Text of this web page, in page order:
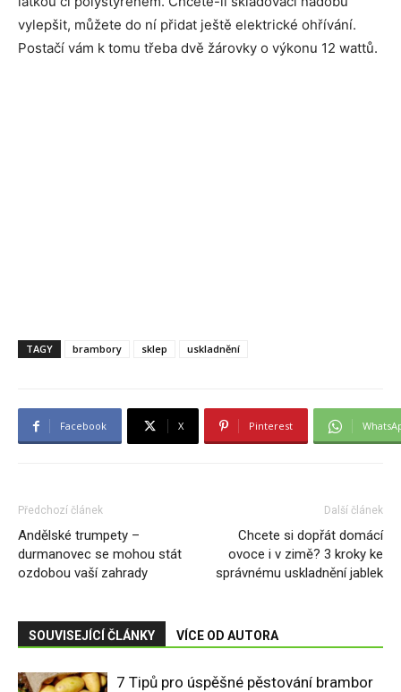
vylepšit, můžete do ní přidat ještě elektrické ohřívání.
Postačí vám k tomu třeba dvě žárovky o výkonu 12 wattů.
TAGY brambory sklep uskladnění
Facebook X Pinterest
Předchozí článek
Andělské trumpety –
durmanovec se mohou stát
ozdobou vaší zahrady
Další článek
Chcete si dopřát domácí
ovoce i v zimě? 3 kroky ke
správnému uskladnění jablek
SOUVISEJÍCÍ ČLÁNKY VÍCE OD AUTORA
7 Tipů pro úspěšné pěstování brambor